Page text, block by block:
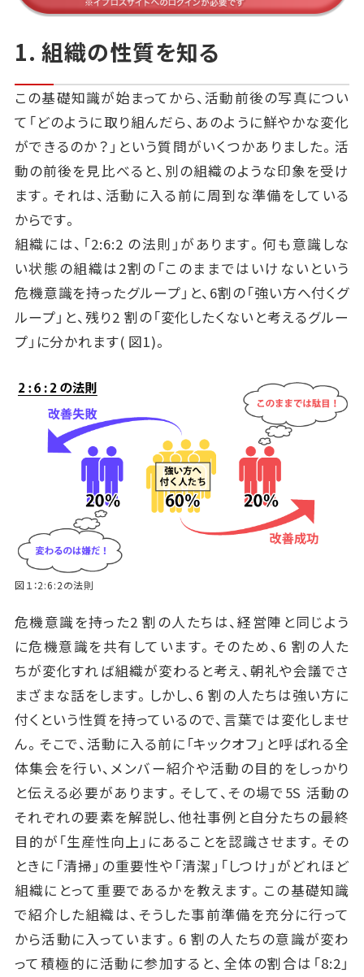
1. 組織の性質を知る
この基礎知識が始まってから、活動前後の写真につい
て「どのように取り組んだら、あのように鮮やかな変化
ができるのか？」という質問がいくつかありました。活
動の前後を見比べると、別の組織のような印象を受け
ます。それは、活動に入る前に周到な準備をしている
からです。
組織には、「2:6:2 の法則」があります。何も意識しな
い状態の組織は2割の「このままではいけないという
危機意識を持ったグループ」と、6割の「強い方へ付くグ
ループ」と、残り2 割の「変化したくないと考えるグルー
プ」に分かれます( 図1)。
図１：2:6:2の法則
危機意識を持った2 割の人たちは、経営陣と同じよう
に危機意識を共有しています。そのため、6 割の人た
ちが変化すれば組織が変わると考え、朝礼や会議でさ
まざまな話をします。しかし、6 割の人たちは強い方に
付くという性質を持っているので、言葉では変化しませ
ん。そこで、活動に入る前に「キックオフ」と呼ばれる全
体集会を行い、メンバー紹介や活動の目的をしっかり
と伝える必要があります。そして、その場で5S 活動の
それぞれの要素を解説し、他社事例と自分たちの最終
目的が「生産性向上」にあることを認識させます。その
ときに「清掃」の重要性や「清潔」「しつけ」がどれほど
組織にとって重要であるかを教えます。この基礎知識
で紹介した組織は、そうした事前準備を充分に行って
から活動に入っています。6 割の人たちの意識が変わ
って積極的に活動に参加すると、全体の割合は「8:2」